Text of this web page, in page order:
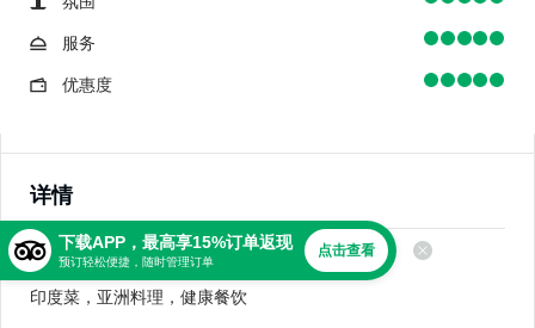
服务
优惠度
详情
美食
印度菜，亚洲料理，健康餐饮
下载APP，最高享15%订单返现
预订轻松便捷，随时管理订单
点击查看